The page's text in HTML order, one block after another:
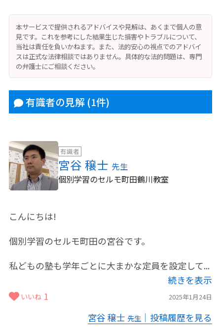
本サービスで提供されるアドバイスや見解は、あくまで個人の意
見です。これを参考にした結果生じた損害やトラブルについて、
当社は責任を負いかねます。また、法的安心の視点でのアドバイ
スは正式な法律相談ではありません。具体的な法的問題は、専門
の弁護士にご相談ください。
有識者の見解 (1件)
有識者
宮谷 穣士 先生
個別学習のセルモ町田鶴川教室
こんにちは!
個別学習のセルモ町田の宮谷です。
私どもの塾も学年ごとに大まかな定員を設定して...
続きを表示
2025年1月24日
いいね 1
宮谷 穣士 先生 ｜投稿履歴を見る